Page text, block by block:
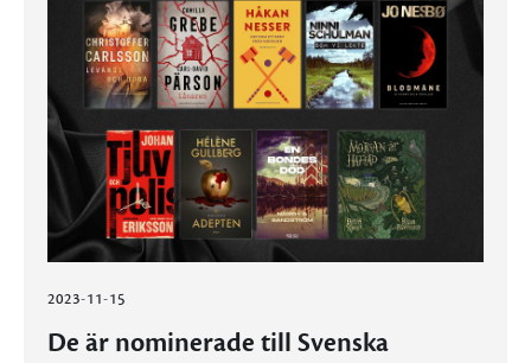
2023-11-15
De är nominerade till Svenska